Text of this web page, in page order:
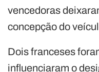
vencedoras
concepção do
Dois franceses
influenciaram o